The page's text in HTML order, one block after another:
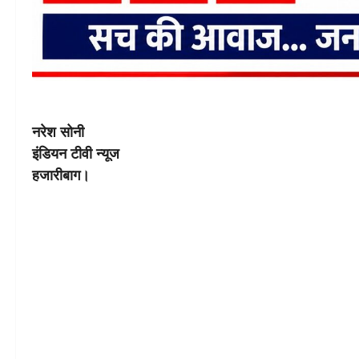
नरेश सोनी
इंडियन टीवी न्यूज
हजारीबाग।